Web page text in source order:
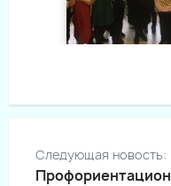
Следующая новость: